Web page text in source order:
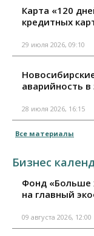
Карта «120
кредитных
29 июля 2026, 09:10
аварийность в
28 июля 2026, 16:15
Все материалы
Бизнес
Фонд «Больше
на главный
09 августа 2026, 12:00